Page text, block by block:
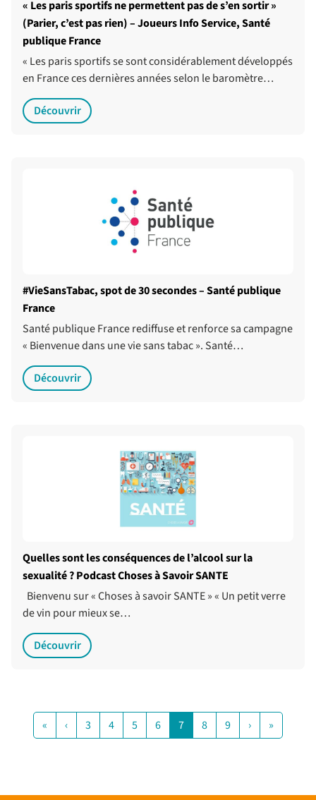
« Les paris sportifs ne permettent pas de s’en sortir »
(Parier, c’est pas rien) – Joueurs Info Service, Santé
publique France
« Les paris sportifs se sont considérablement développés
en France ces dernières années selon le baromètre…
Découvrir
#VieSansTabac, spot de 30 secondes – Santé publique
France
Santé publique France rediffuse et renforce sa campagne
« Bienvenue dans une vie sans tabac ». Santé…
Découvrir
Quelles sont les conséquences de l’alcool sur la
sexualité ? Podcast Choses à Savoir SANTE
Bienvenu sur « Choses à savoir SANTE » « Un petit verre
de vin pour mieux se…
Découvrir
« ‹ 3 4 5 6 7 8 9 › »